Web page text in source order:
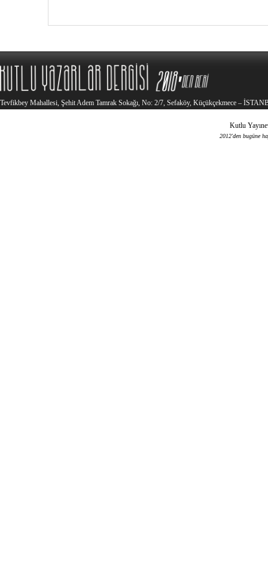
Tevfikbey Mahallesi, Şehit Adem Tamrak Sokağı, No: 2/7, Sefaköy, Küçükçekmece –
Kutlu
2012'den bugüne